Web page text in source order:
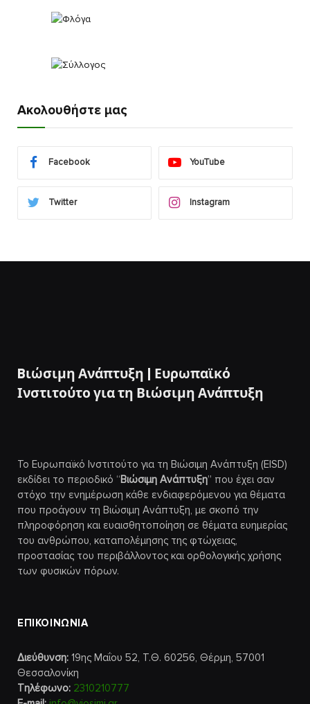
Ακολουθήστε μας
Facebook YouTube
Twitter Instagram
Bιώσιμη Ανάπτυξη | Ευρωπαϊκό
Ινστιτούτο για τη Βιώσιμη Ανάπτυξη
Το Ευρωπαϊκό Ινστιτούτο για τη Βιώσιμη Ανάπτυξη (EISD)
εκδίδει το περιοδικό “Βιώσιμη Ανάπτυξη” που έχει σαν
στόχο την ενημέρωση κάθε ενδιαφερόμενου για θέματα
που προάγουν τη Βιώσιμη Ανάπτυξη, με σκοπό την
πληροφόρηση και ευαισθητοποίηση σε θέματα ευημερίας
του ανθρώπου, καταπολέμησης της φτώχειας,
προστασίας του περιβάλλοντος και ορθολογικής χρήσης
των φυσικών πόρων.
ΕΠΙΚΟΙΝΩΝΙΑ
Διεύθυνση: 19ης Μαΐου 52, Τ.Θ. 60256, Θέρμη, 57001
Θεσσαλονίκη
Τηλέφωνο: 2310210777